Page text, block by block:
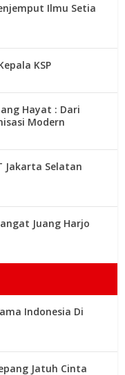
Ilmu Setia
KSP
Hayat : Dari
Modern
Jakarta Selatan
Juang Harjo
Indonesia Di
Jatuh Cinta